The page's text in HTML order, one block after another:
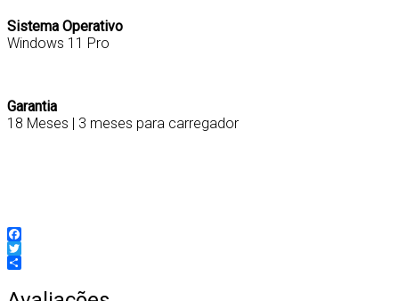
Sistema Operativo
Windows 11 Pro
Garantia
18 Meses | 3 meses para carregador
Facebook
Twitter